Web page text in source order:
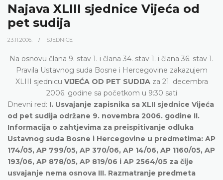
Najava XLIII sjednice Vijeća od
pet sudija
23.11.2006. SJEDNICE
Na osnovu člana 9. stav 1. i člana 34. stav 1. i člana 36. stav 1.
Pravila Ustavnog suda Bosne i Hercegovine zakazujem
XLIII sjednicu VIJEĆA OD PET SUDIJAza 21. decembra
2006. godine sa početkom u 9:30 sati
Dnevni red: I. Usvajanje zapisnika sa XLII sjednice Vijeća
od pet sudija održane 9. novembra 2006. godine II.
Informacija o zahtjevima za preispitivanje odluka
Ustavnog suda Bosne i Hercegovine u predmetima: AP
174/05, AP 799/05, AP 370/06, AP 14/06, AP 1160/05, AP
193/06, AP 878/05, AP 819/06 i AP 2564/05 za čije
usvajanje nema osnova III. Razmatranje predmeta